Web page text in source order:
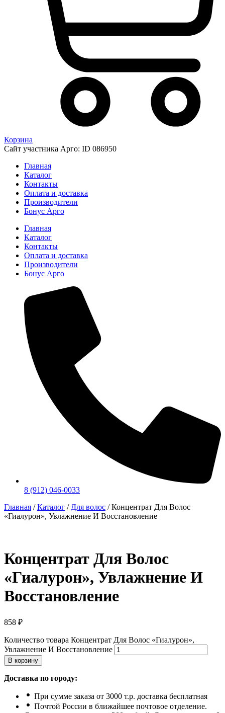
Корзина
Сайт участника Арго: ID 086950
Главная
Каталог
Контакты
Оплата и доставка
Производители
Бонус Арго
Главная
Каталог
Контакты
Оплата и доставка
Производители
Бонус Арго
8 (912) 046-0033
Главная / Каталог / Для волос / Концентрат Для Волос
«Гиалурон», Увлажнение И Восстановление
Концентрат Для Волос
«Гиалурон», Увлажнение И
Восстановление
858 ₽
Количество товара Концентрат Для Волос «Гиалурон»,
Увлажнение И Восстановление
В корзину
Доставка по городу:
При сумме заказа от 3000 т.р. доставка бесплатная
Почтой России в ближайшее почтовое отделение.